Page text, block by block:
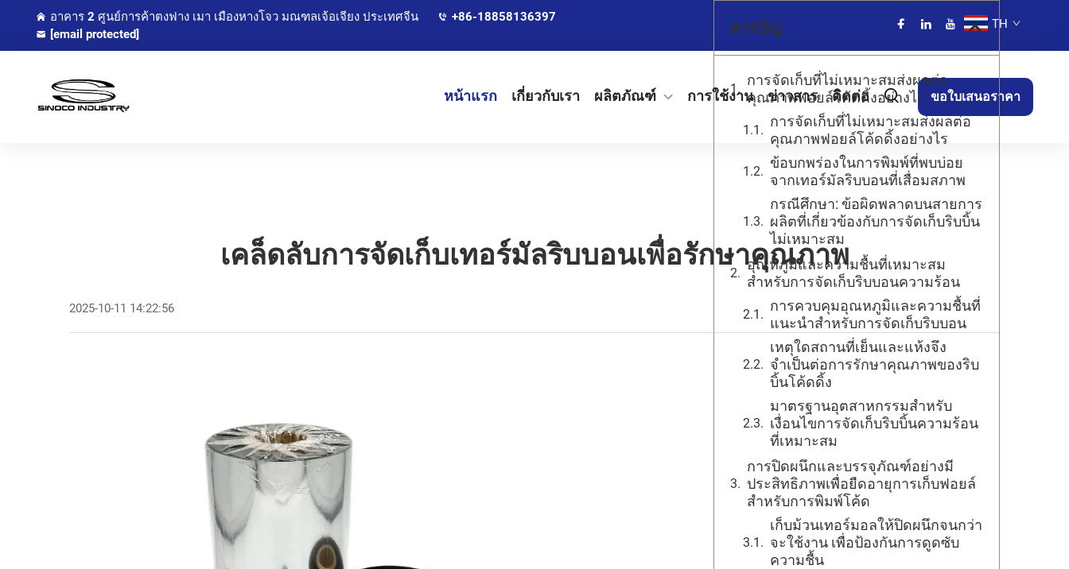
อาคาร 2 ศูนย์การค้าตงฟาง เมา เมืองหางโจว มณฑลเจ้อเจียง ประเทศจีน
+86-18858136397
[email protected]
TH
หน้าแรก เกี่ยวกับเรา ผลิตภัณฑ์ การใช้งาน ข่าวสาร ติดต่อ ขอใบเสนอราคา
เคล็ดลับการจัดเก็บเทอร์มัลริบบอนเพื่อรักษาคุณภาพ
2025-10-11 14:22:56
สารบัญ
การจัดเก็บที่ไม่เหมาะสมส่งผลต่อ
คุณภาพฟอยล์โค้ดดิ้งอย่างไร
การจัดเก็บที่ไม่เหมาะสมส่งผลต่อ
คุณภาพฟอยล์โค้ดดิ้งอย่างไร
ข้อบกพร่องในการพิมพ์ที่พบบ่อย
จากเทอร์มัลริบบอนที่เสื่อมสภาพ
กรณีศึกษา: ข้อผิดพลาดบนสายการ
ผลิตที่เกี่ยวข้องกับการจัดเก็บริบบิ้น
ไม่เหมาะสม
อุณหภูมิและความชื้นที่เหมาะสม
สำหรับการจัดเก็บริบบอนความร้อน
การควบคุมอุณหภูมิและความชื้นที่
แนะนำสำหรับการจัดเก็บริบบอน
เหตุใดสถานที่เย็นและแห้งจึง
จำเป็นต่อการรักษาคุณภาพของริบ
บิ้นโค้ดดิ้ง
มาตรฐานอุตสาหกรรมสำหรับ
เงื่อนไขการจัดเก็บริบบิ้นความร้อน
ที่เหมาะสม
การปิดผนึกและบรรจุภัณฑ์อย่างมี
ประสิทธิภาพเพื่อยืดอายุการเก็บฟอยล์
สำหรับการพิมพ์โค้ด
เก็บม้วนเทอร์มอลให้ปิดผนึกจนกว่า
จะใช้งาน เพื่อป้องกันการดูดซับ
ความชื้น